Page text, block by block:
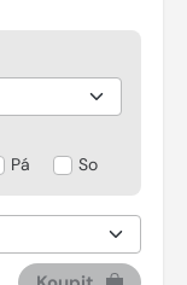
Pá So